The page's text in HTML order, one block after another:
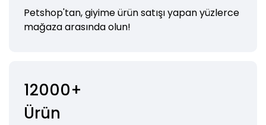
Petshop'tan, giyime ürün satışı yapan yüzlerce
mağaza arasında olun!
12000+
Ürün